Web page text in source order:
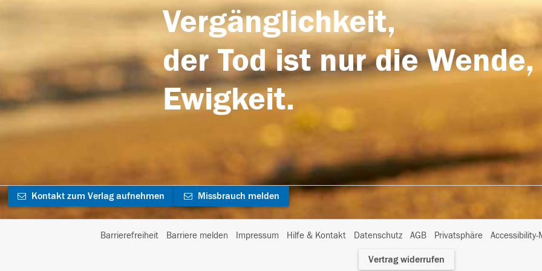
Vergänglichkeit,
der Tod ist nur die
Ewigkeit.
Kontakt zum Verlag aufnehmen Missbrauch melden
Barrierefreiheit Barriere melden Impressum Hilfe & Kontakt Datenschutz AGB Privatsphäre
I
Vertrag widerrufen